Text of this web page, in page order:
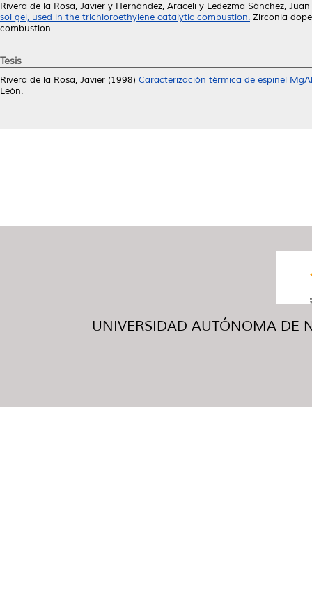
Rivera de la Rosa, Javier y Hernández, Araceli y Ledezma Sánchez, Juan
sol gel, used in the trichloroethylene catalytic combustion. Zirconia
combustion.
Tesis
Rivera de la Rosa, Javier (1998) Caracterización térmica de espinel
León.
UNIVERSIDAD AUTÓNOMA DE